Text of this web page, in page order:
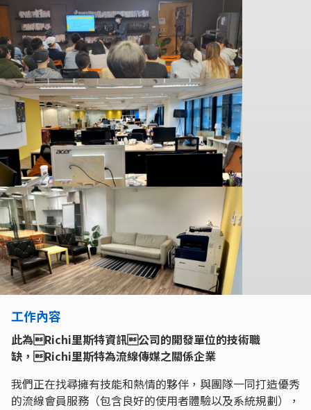
工作內容
此為Richi里斯特資訊公司的開發單位的技術職
缺，Richi里斯特為流線傳媒之關係企業
我們正在找尋擁有技能和熱情的夥伴，與團隊一同打造優秀
的流線會員服務（包含良好的使用者體驗以及系統規劃），